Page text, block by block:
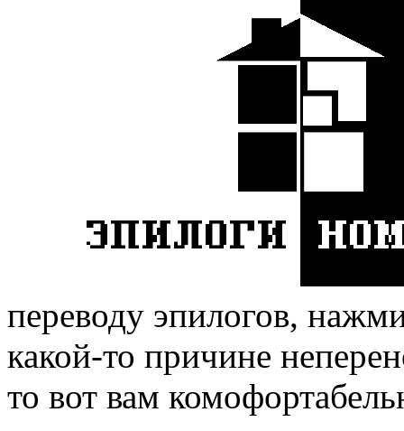
переводу эпилогов,
какой-то причине
то вот вам